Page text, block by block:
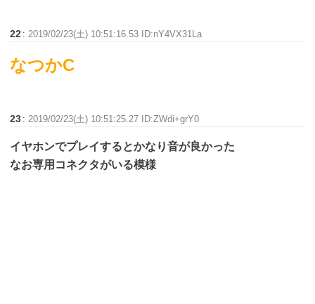
22 :2019/02/23(土) 10:51:16.53 ID:nY4VX31La
なつかC
23 :2019/02/23(土) 10:51:25.27 ID:ZWdi+grY0
イヤホンでプレイするとかなり音が良かった
なお専用コネクタがいる模様